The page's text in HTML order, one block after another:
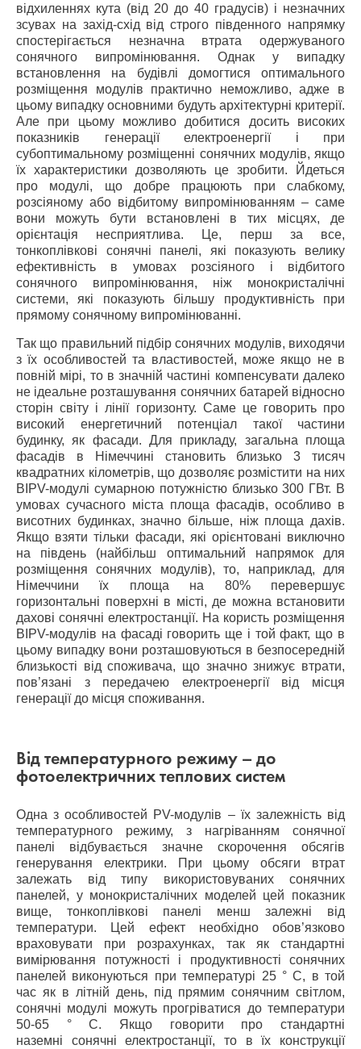
відхиленнях кута (від 20 до 40 градусів) і незначних
зсувах на захід-схід від строго південного напрямку
спостерігається незначна втрата одержуваного
сонячного випромінювання. Однак у випадку
встановлення на будівлі домогтися оптимального
розміщення модулів практично неможливо, адже в
цьому випадку основними будуть архітектурні критерії.
Але при цьому можливо добитися досить високих
показників генерації електроенергії і при
субоптимальному розміщенні сонячних модулів, якщо
їх характеристики дозволяють це зробити. Йдеться
про модулі, що добре працюють при слабкому,
розсіяному або відбитому випромінюванням – саме
вони можуть бути встановлені в тих місцях, де
орієнтація несприятлива. Це, перш за все,
тонкоплівкові сонячні панелі, які показують велику
ефективність в умовах розсіяного і відбитого
сонячного випромінювання, ніж монокристалічні
системи, які показують більшу продуктивність при
прямому сонячному випромінюванні.
Так що правильний підбір сонячних модулів, виходячи
з їх особливостей та властивостей, може якщо не в
повній мірі, то в значній частині компенсувати далеко
не ідеальне розташування сонячних батарей відносно
сторін світу і лінії горизонту. Саме це говорить про
високий енергетичний потенціал такої частини
будинку, як фасади. Для прикладу, загальна площа
фасадів в Німеччині становить близько 3 тисяч
квадратних кілометрів, що дозволяє розмістити на них
BIPV-модулі сумарною потужністю близько 300 ГВт. В
умовах сучасного міста площа фасадів, особливо в
висотних будинках, значно більше, ніж площа дахів.
Якщо взяти тільки фасади, які орієнтовані виключно
на південь (найбільш оптимальний напрямок для
розміщення сонячних модулів), то, наприклад, для
Німеччини їх площа на 80% перевершує
горизонтальні поверхні в місті, де можна встановити
дахові сонячні електростанції. На користь розміщення
BIPV-модулів на фасаді говорить ще і той факт, що в
цьому випадку вони розташовуються в безпосередній
близькості від споживача, що значно знижує втрати,
пов’язані з передачею електроенергії від місця
генерації до місця споживання.
Від температурного режиму – до
фотоелектричних теплових систем
Одна з особливостей PV-модулів – їх залежність від
температурного режиму, з нагріванням сонячної
панелі відбувається значне скорочення обсягів
генерування електрики. При цьому обсяги втрат
залежать від типу використовуваних сонячних
панелей, у монокристалічних моделей цей показник
вище, тонкоплівкові панелі менш залежні від
температури. Цей ефект необхідно обов’язково
враховувати при розрахунках, так як стандартні
вимірювання потужності і продуктивності сонячних
панелей виконуються при температурі 25 ° C, в той
час як в літній день, під прямим сонячним світлом,
сонячні модулі можуть прогріватися до температури
50-65 ° C. Якщо говорити про стандартні
наземні сонячні електростанції, то в їх конструкції